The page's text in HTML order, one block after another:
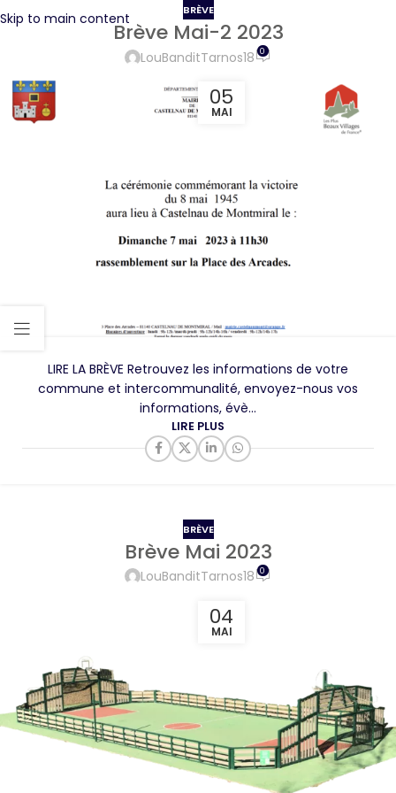
Skip to main content BRÈVE
Brève Mai-2 2023
LouBanditTarnos18 0
05
MAI
LIRE LA BRÈVE Retrouvez les informations de votre
commune et intercommunalité, envoyez-nous vos
informations, évè...
LIRE PLUS
BRÈVE
Brève Mai 2023
LouBanditTarnos18 0
04
MAI